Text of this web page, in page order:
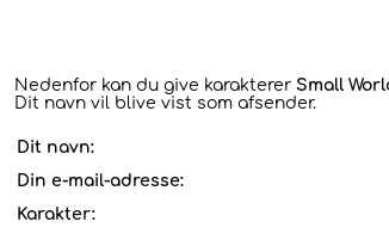
Nedenfor kan du give karakterer Small
Dit navn vil blive vist som afsender.
Dit navn:
Din e-mail-adresse:
Karakter: